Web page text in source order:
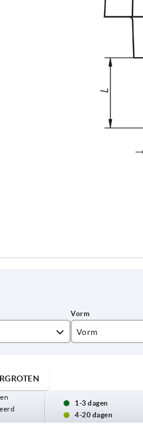
Vorm
1-3 dagen
4-20 dagen